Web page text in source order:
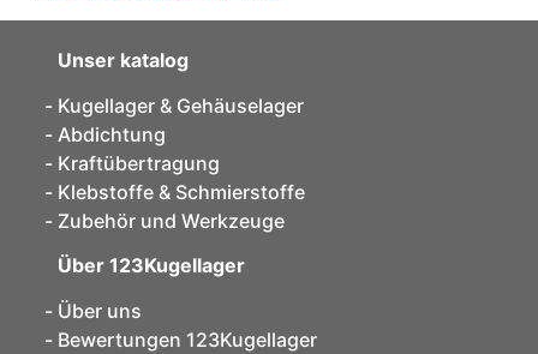
Unser katalog
Kugellager & Gehäuselager
Abdichtung
Kraftübertragung
Klebstoffe & Schmierstoffe
Zubehör und Werkzeuge
Über 123Kugellager
Über uns
Bewertungen 123Kugellager